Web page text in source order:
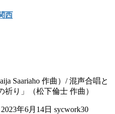
西
Saariaho 作曲）/ 混声合唱と
祈り」（松下倫士 作曲）
2023年6月14日 sycwork30